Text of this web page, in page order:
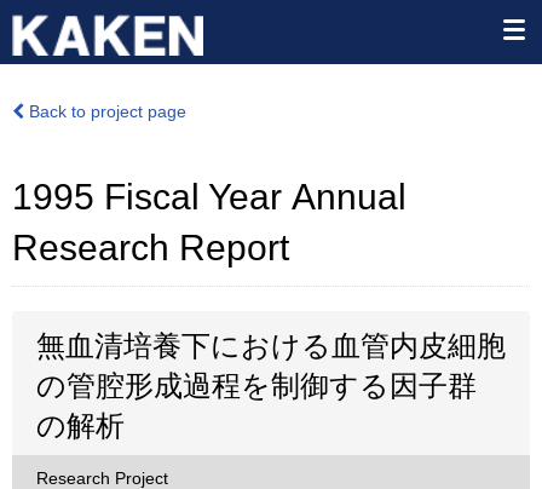
Back to project page
1995 Fiscal Year Annual
Research Report
無血清培養下における血管内皮細胞
の管腔形成過程を制御する因子群
の解析
Research Project